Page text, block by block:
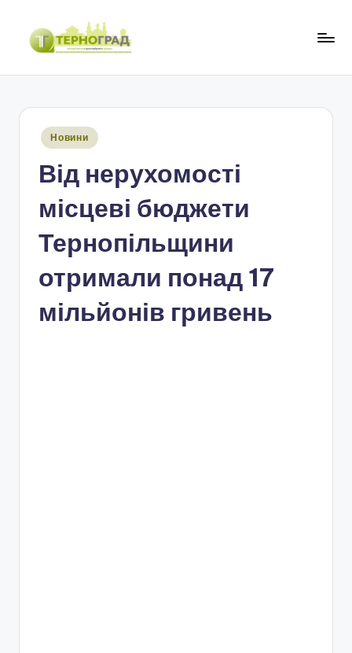
Перейти
Опубліковано
Новини
Від нерухомості
місцеві бюджети
Тернопільщини
отримали понад 17
мільйонів гривень